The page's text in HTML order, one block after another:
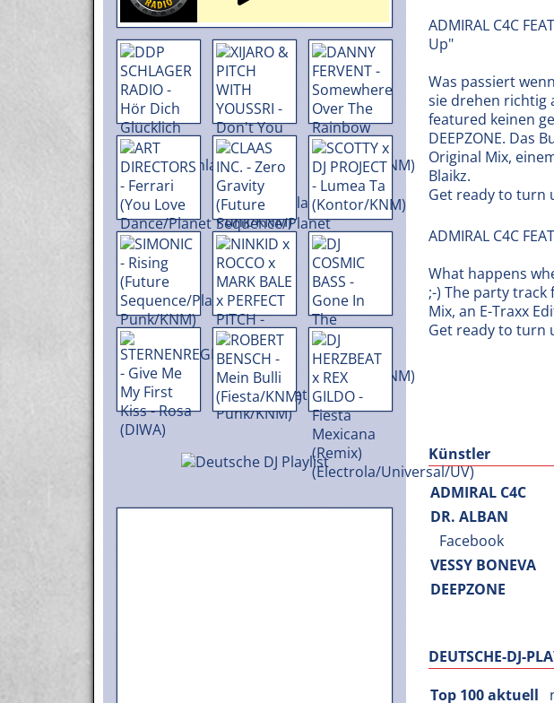
ADMIRAL C4C
Up"
Was passiert
sie drehen richtig
featured keinen
DEEPZONE. Das
Original Mix,
Blaikz.
Get ready to turn
ADMIRAL C4C
What happens
;-) The party track
Mix, an E-Traxx
Get ready to turn
Künstler
ADMIRAL C4C
DR. ALBAN
Facebook
VESSY BONEVA
DEEPZONE
DEUTSCHE-DJ-
Top 100 aktuell